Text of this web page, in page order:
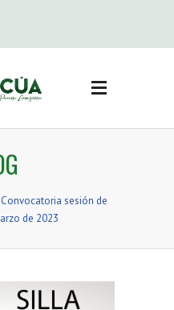
inmuebles(19)
Reglamentos(16)
Resoluciones
Convocatoria sesión de
de 2023